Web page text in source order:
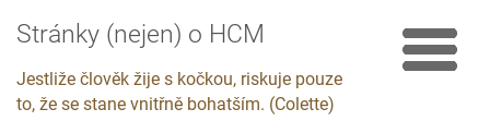
Stránky (nejen) o HCM
Jestliže člověk žije s kočkou, riskuje pouze
to, že se stane vnitřně bohatším. (Colette)